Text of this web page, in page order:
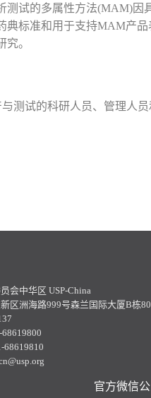
测试的多属性方法(MAM)
典标准和用于支持MAM产
。
测试的科研人员、管理人
会中华区 USP-China
新区洲海路999号森兰国际大厦B栋
68619810
官方微信